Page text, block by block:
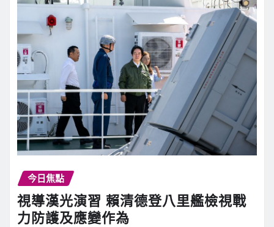
今日焦點
視導漢光演習 賴清德登八里艦檢視戰
力防護及應變作為